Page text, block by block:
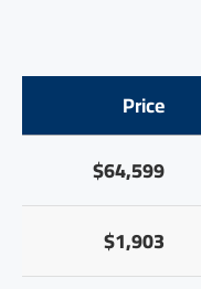
Price
$64,599
$1,903